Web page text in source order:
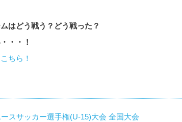
はどう戦う？どう戦った？
・・！
ちら！
スサッカー選手権(U-15)大会 全国大会